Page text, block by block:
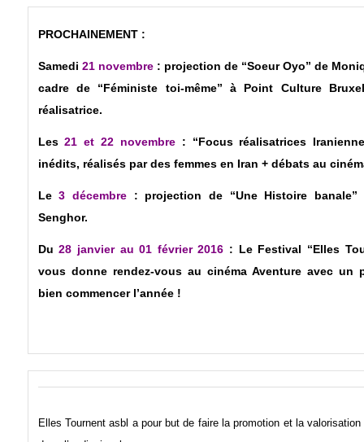
PROCHAINEMENT :
Samedi 21 novembre : projection de “Soeur Oyo” de
cadre de “Féministe toi-même” à Point Culture
réalisatrice.
Les21 et 22 novembre: “Focus réalisatrices
inédits, réalisés par des femmes en Iran + débats au
Le3 décembre: projection de “Une Histoire banale”
Senghor.
Du28 janvier au 01 février 2016 : Le Festival “Elles
vous donne rendez-vous au cinéma Aventure avec un
bien commencer l’année !
Elles Tournent asbl a pour but de faire la promotion et la